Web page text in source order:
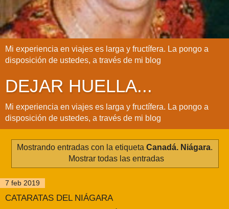
Mi experiencia en viajes es larga y fructífera. La pongo a
disposición de ustedes, a través de mi blog
DEJAR HUELLA...
Mi experiencia en viajes es larga y fructífera. La pongo a
disposición de ustedes, a través de mi blog
Mostrando entradas con la etiqueta Canadá. Niágara.
Mostrar todas las entradas
7 feb 2019
CATARATAS DEL NIÁGARA